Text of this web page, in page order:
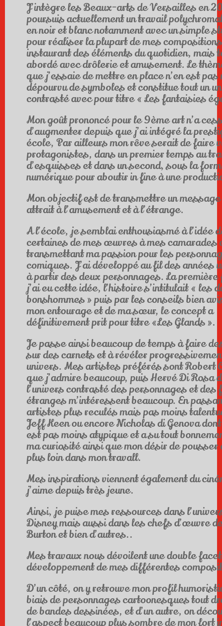
J’intègre les Beaux-arts de Versailles en
poursuis actuellement un travail
en noir et blanc notamment avec un simple
pour réaliser la plupart de mes
instaurant des éléments du quotidien, mais
abordé avec drôlerie et amusement. Le
que j’essaie de mettre en place n’en est pas
dépourvu de symboles et constitue tout un
contrasté avec pour titre « Les fantaisies
Mon goût prononcé pour le 9ème art n’a
d’augmenter depuis que j’ai intégré la
école, Par ailleurs mon rêve serait de faire
protagonistes, dans un premier temps au
d’esquisses et dans un second, sous la
numérique pour aboutir in fine à une
Mon objectif est de transmettre un
attrait à l’amusement et à l’étrange.
A l’école, je semblai enthousiasmé à l’idée
certaines de mes œuvres à mes camarades
transmettant ma passion pour les
comiques. J’ai développé au fil des années
à partir des deux personnages. La première
j’ai eu cette idée, l’histoire s’intitulait « les
bonshommes » puis par les conseils bien
mon entourage et de ma sœur, le concept a
définitivement prit pour titre «Les Glands ».
Je passe ainsi beaucoup de temps à faire
sur des carnets et à révéler
univers. Mes artistes préférés sont Robert
que j’admire beaucoup, puis Hervé Di Rosa
l’univers contrasté des personnages et des
étranges m’intéressent beaucoup. En
artistes plus reculés mais pas moins
Jeff Keen ou encore Nicholas di Genova
est pas moins atypique et a su tout
ma curiosité ainsi que mon désir de pousser
plus loin dans mon travall.
Mes inspirations viennent également du
j’aime depuis très jeune.
Ainsi, je puise mes ressources dans
Disney mais aussi dans les chefs d’œuvre
Burton et bien d’autres..
Mes travaux nous dévoilent une double
développement de mes différentes
D’un côté, on y retrouve mon profil
biais de personnages cartoonesques tout
de bandes dessinées, et d’un autre, on
l’aspect beaucoup plus sombre de mon fort